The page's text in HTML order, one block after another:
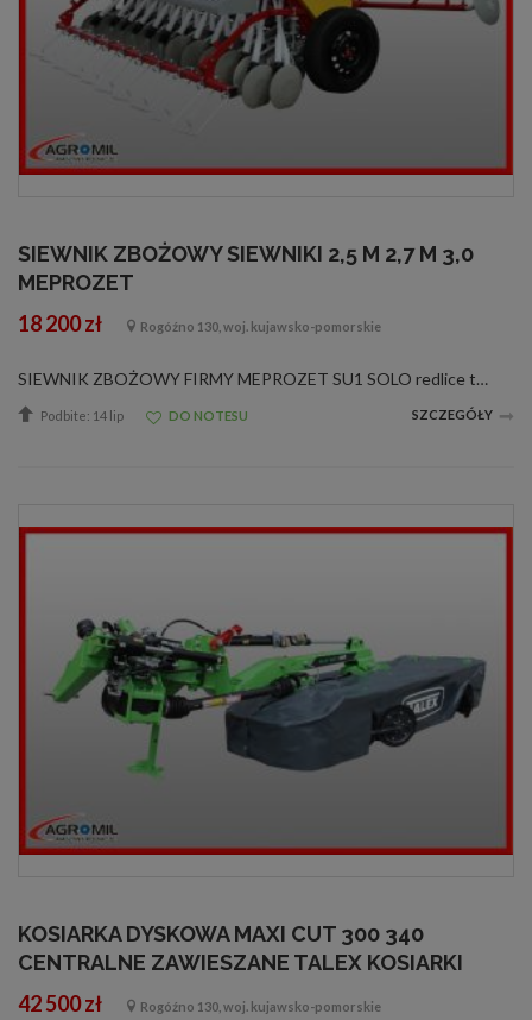
SIEWNIK ZBOŻOWY SIEWNIKI 2,5 M 2,7 M 3,0
MEPROZET
18 200 zł Rogóźno 130, woj. kujawsko-pomorskie
SIEWNIK ZBOŻOWY FIRMY MEPROZET SU1 SOLO redlice talerzowe, szer.robocza 2m cena 18400 zł REDLICE STOPKOWE S107/2 (znaczniki mechaniczne) - 18200 zł S107/2 (znaczniki mechaniczne + pomost) - 21200 zł S107/2 (znaczniki hydrauliczne) - 20900 zł S107...
Podbite: 14 lip DO NOTESU SZCZEGÓŁY
KOSIARKA DYSKOWA MAXI CUT 300 340
CENTRALNE ZAWIESZANE TALEX KOSIARKI
42 500 zł Rogóźno 130, woj. kujawsko-pomorskie